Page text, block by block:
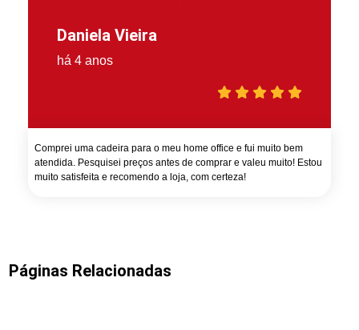
Daniela Vieira
há 4 anos
Comprei uma cadeira para o meu home office e fui muito bem
atendida. Pesquisei preços antes de comprar e valeu muito! Estou
muito satisfeita e recomendo a loja, com certeza!
Páginas Relacionadas